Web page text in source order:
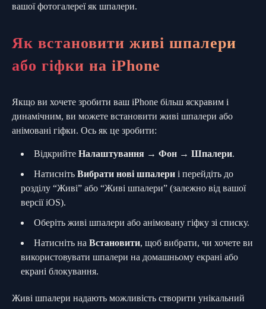
вашої фотогалереї як шпалери.
Як встановити живі шпалери
або гіфки на iPhone
Якщо ви хочете зробити ваш iPhone більш яскравим і
динамічним, ви можете встановити живі шпалери або
анімовані гіфки. Ось як це зробити:
Відкрийте Налаштування → Фон → Шпалери.
Натисніть Вибрати нові шпалери і перейдіть до
розділу “Живі” або “Живі шпалери” (залежно від вашої
версії iOS).
Оберіть живі шпалери або анімовану гіфку зі списку.
Натисніть на Встановити, щоб вибрати, чи хочете ви
використовувати шпалери на домашньому екрані або
екрані блокування.
Живі шпалери надають можливість створити унікальний